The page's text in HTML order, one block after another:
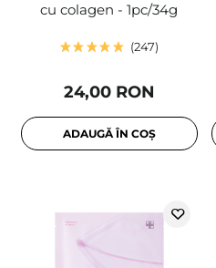
cu colagen - 1pc/34g
247
24,00 RON
ADAUGĂ ÎN COȘ